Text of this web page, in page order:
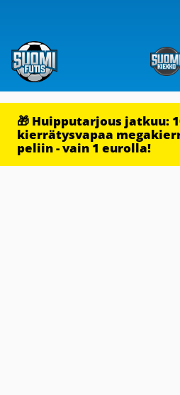
🎁 Huipputarjous jatkuu:
kierrätysvapaa
peliin - vain 1 eurolla!